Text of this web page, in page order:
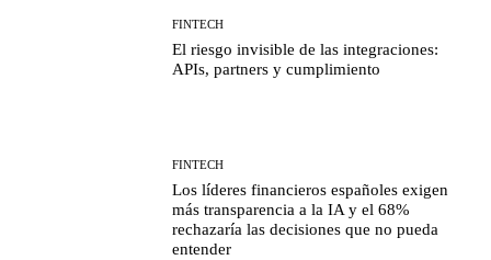
FINTECH
El riesgo invisible de las integraciones:
APIs, partners y cumplimiento
FINTECH
Los líderes financieros españoles exigen
más transparencia a la IA y el 68%
rechazaría las decisiones que no pueda
entender